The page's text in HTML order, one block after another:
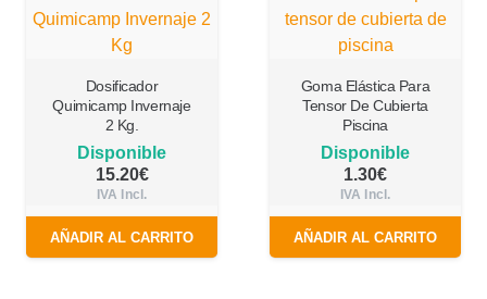
Dosificador
Quimicamp Invernaje
2 Kg.
Disponible
15.20€
IVA Incl.
AÑADIR AL CARRITO
Goma Elástica Para
Tensor De Cubierta
Piscina
Disponible
1.30€
IVA Incl.
AÑADIR AL CARRITO